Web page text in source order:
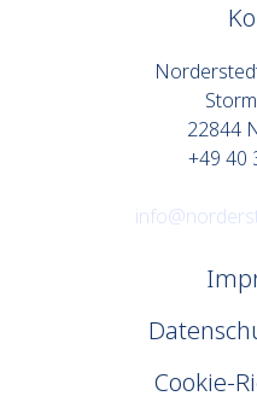
22844
+49 40
Cookie-